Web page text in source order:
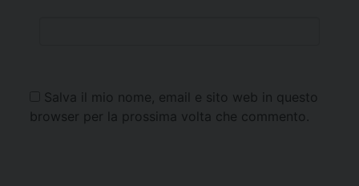
Salva il mio nome, email e sito web in questo
browser per la prossima volta che commento.